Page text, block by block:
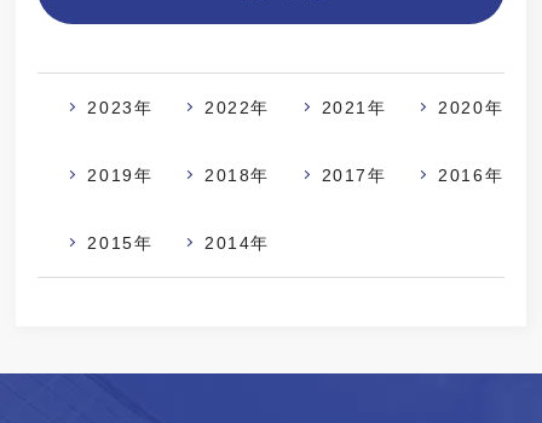
2023年 2022年 2021年 2020年
2019年 2018年 2017年 2016年
2015年 2014年